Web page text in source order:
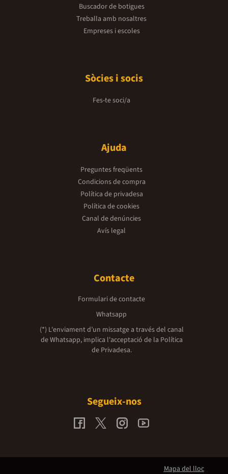
Buscador de botigues
Treballa amb nosaltres
Empreses i escoles
Sòcies i socis
Fes-te soci/a
Ajuda
Preguntes freqüents
Condicions de compra
Política de privadesa
Política de cookies
Canal de denúncies
Avís legal
Contacte
Formulari de contacte
Whatsapp
(*) L'enviament d’un missatge a través del canal
de Whatsapp, implica l'acceptació de la Política
de Privadesa.
Segueix-nos
Mapa del lloc